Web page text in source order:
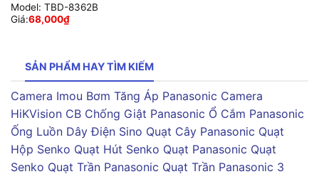
Model: TBD-8362B
Giá:68,000₫
SẢN PHẨM HAY TÌM KIẾM
Camera Imou Bơm Tăng Áp Panasonic Camera
HiKVision CB Chống Giật Panasonic Ổ Cắm Panasonic
Ống Luồn Dây Điện Sino Quạt Cây Panasonic Quạt
Hộp Senko Quạt Hút Senko Quạt Panasonic Quạt
Senko Quạt Trần Panasonic Quạt Trần Panasonic 3